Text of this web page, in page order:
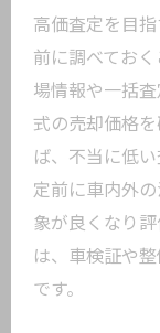
ント
車買
点
中古
訣
中古
大田
識
高価査定を目
前に調べてお
場情報や一括
式の売却価格
ば、不当に低
定前に車内外
象が良くなり
は、車検証や
です。